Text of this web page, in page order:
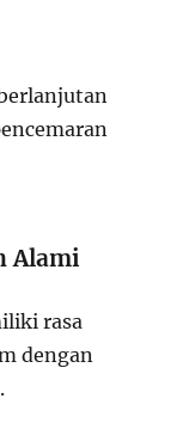
Alami
rasa
dengan